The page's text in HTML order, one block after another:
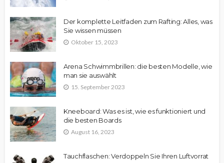
Der komplette Leitfaden zum Rafting: Alles, was
Sie wissen müssen
Oktober 15, 2023
Arena Schwimmbrillen: die besten Modelle, wie
man sie auswählt
15. September 2023
Kneeboard: Was es ist, wie es funktioniert und
die besten Boards
August 16, 2023
Tauchflaschen: Verdoppeln Sie Ihren Luftvorrat